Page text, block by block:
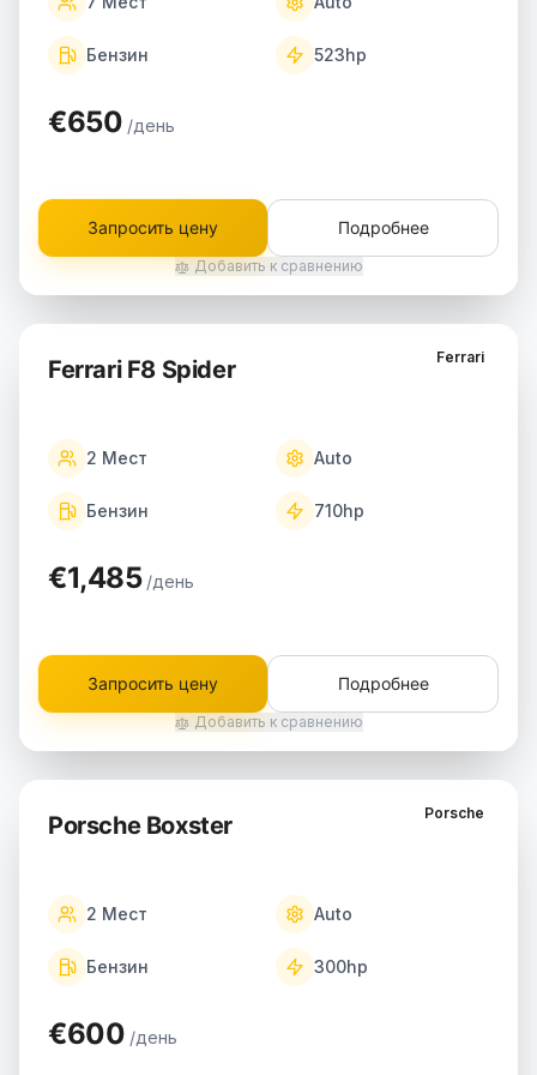
Бензин 523hp
€650 /день
Запросить цену Подробнее
Добавить к сравнению
Ferrari
Ferrari F8 Spider
2 Мест Auto
Бензин 710hp
€1,485 /день
Запросить цену Подробнее
Добавить к сравнению
Porsche
Porsche Boxster
2 Мест Auto
Бензин 300hp
€600 /день